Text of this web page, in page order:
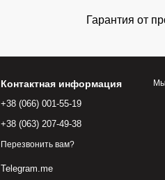
Гарантия от
Контактная информация
+38 (066) 001-55-19
+38 (063) 207-49-38
Перезвонить вам?
Telegram.me